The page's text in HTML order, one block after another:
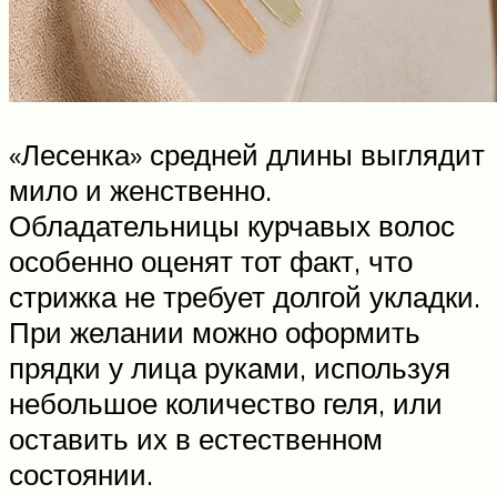
«Лесенка» средней длины выглядит
мило и женственно.
Обладательницы курчавых волос
особенно оценят тот факт, что
стрижка не требует долгой укладки.
При желании можно оформить
прядки у лица руками, используя
небольшое количество геля, или
оставить их в естественном
состоянии.